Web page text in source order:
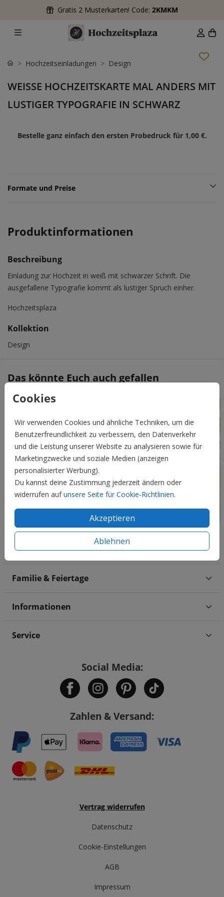
Gratis 2 Musterkarten! Code: 2KMKM
Cookies
Wir verwenden Cookies und ähnliche Techniken, um die
Benutzerfreundlichkeit zu verbessern, den Datenverkehr
und die Leistung unserer Website zu analysieren sowie für
Marketingzwecke und soziale Medien (anzeigen
personalisierter Werbung).
Du kannst deine Zustimmung jederzeit ändern oder
widerrufen aufunsere Seite für Cookie-Richtlinien.
Akzeptieren
Ablehnen
Hochzeitseinladungen Design
WEISSE HOCHZEITSKARTE MAL ANDERS MIT L
USTIGER TYPOGRAFIE IN SCHWARZ
Bestelle ganz einfach den ersten Probedruck für 1,00 €.
Formate und Preise
Produktinformationen
Beschreibung
Einladung zur Hochzeit in weiß mit schwarzer Schrift. Die
ausgefallene Typografie kommt als lustiger Spruch einher.
Hochzeitsplaza
Kollektion
Design
Das könnte Euch auch gefallen
Hochzeit
Familie & Feiertage
Informationen
Service
Social Media:
Zahlen & Versand:
Vertrag widerrufen
Datenschutz
Cookie-Einstellungen
AGB
Impressum